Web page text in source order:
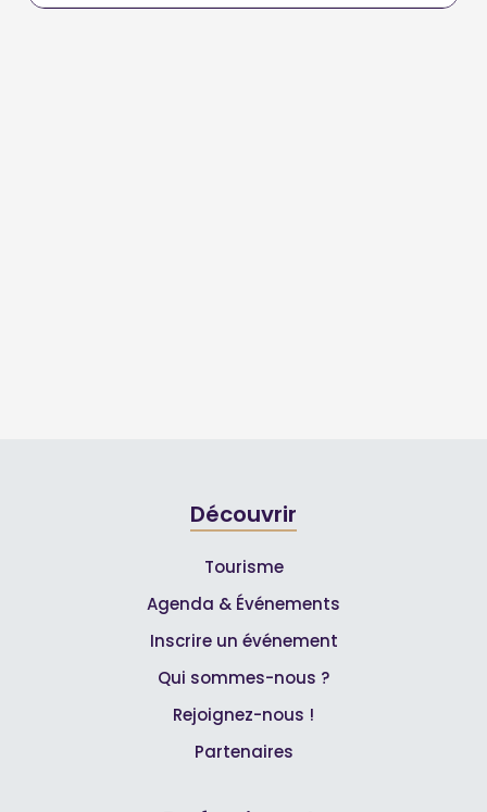
Découvrir
Tourisme
Agenda & Événements
Inscrire un événement
Qui sommes-nous ?
Rejoignez-nous !
Partenaires